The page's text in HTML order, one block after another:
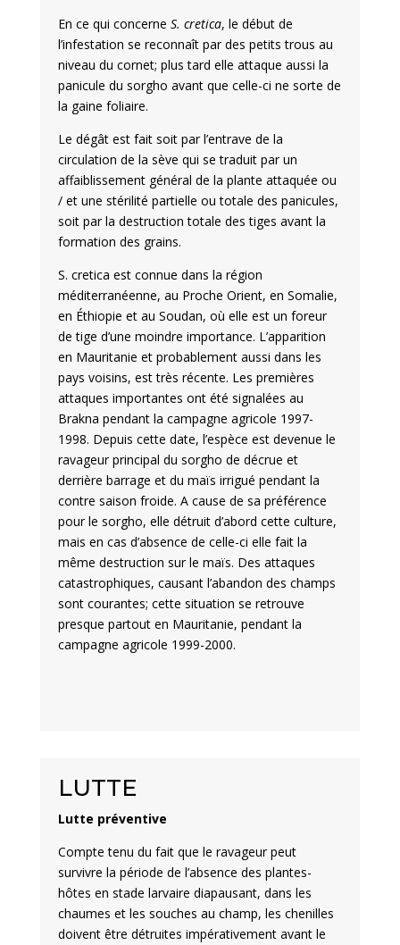
En ce qui concerne S. cretica, le début de
l’infestation se reconnaît par des petits trous au
niveau du cornet; plus tard elle attaque aussi la
panicule du sorgho avant que celle-ci ne sorte de
la gaine foliaire.
Le dégât est fait soit par l’entrave de la
circulation de la sève qui se traduit par un
affaiblissement général de la plante attaquée ou
/ et une stérilité partielle ou totale des panicules,
soit par la destruction totale des tiges avant la
formation des grains.
S. cretica est connue dans la région
méditerranéenne, au Proche Orient, en Somalie,
en Éthiopie et au Soudan, où elle est un foreur
de tige d’une moindre importance. L’apparition
en Mauritanie et probablement aussi dans les
pays voisins, est très récente. Les premières
attaques importantes ont été signalées au
Brakna pendant la campagne agricole 1997-
1998. Depuis cette date, l’espèce est devenue le
ravageur principal du sorgho de décrue et
derrière barrage et du maïs irrigué pendant la
contre saison froide. A cause de sa préférence
pour le sorgho, elle détruit d’abord cette culture,
mais en cas d’absence de celle-ci elle fait la
même destruction sur le maïs. Des attaques
catastrophiques, causant l’abandon des champs
sont courantes; cette situation se retrouve
presque partout en Mauritanie, pendant la
campagne agricole 1999-2000.
LUTTE
Lutte préventive
Compte tenu du fait que le ravageur peut
survivre la période de l’absence des plantes-
hôtes en stade larvaire diapausant, dans les
chaumes et les souches au champ, les chenilles
doivent être détruites impérativement avant le